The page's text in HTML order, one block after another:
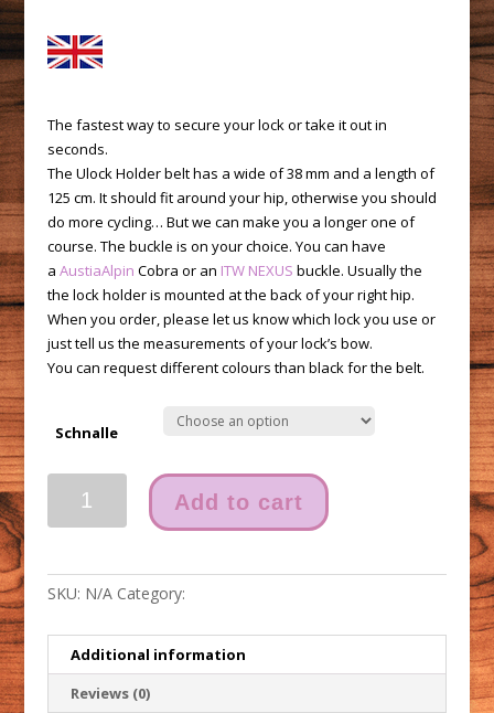
The fastest way to secure your lock or take it out in
seconds.
The Ulock Holder belt has a wide of 38 mm and a length of
125 cm. It should fit around your hip, otherwise you should
do more cycling… But we can make you a longer one of
course. The buckle is on your choice. You can have
a AustiaAlpin Cobra or an ITW NEXUS buckle. Usually the
the lock holder is mounted at the back of your right hip.
When you order, please let us know which lock you use or
just tell us the measurements of your lock’s bow.
You can request different colours than black for the belt.
Schnalle
Holder
quantity
Add to cart
SKU: N/A Category:
Additional information
Reviews (0)